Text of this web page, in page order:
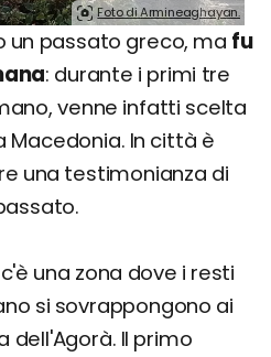
Foto di Armineaghayan.
un passato greco, ma fu
: durante i primi tre
venne infatti scelta
In città è
una testimonianza di
una zona dove i resti
si sovrappongono ai
dell'Agorà. Il primo